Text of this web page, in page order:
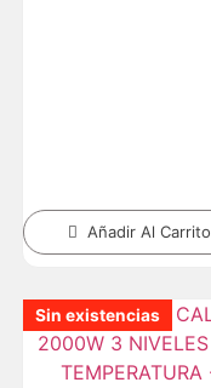
Añadir Al Carrito
Sin existencias
Sin existencias
Sin existencias
Sin existencias
Sin existencias
Sin existencias
Sin existencias
Sin existencias
Sin existencias
Sin existencias
Sin existencias
Sin existencias
Sin existencias
Sin existencias
Sin existencias
Sin existencias
Sin existencias